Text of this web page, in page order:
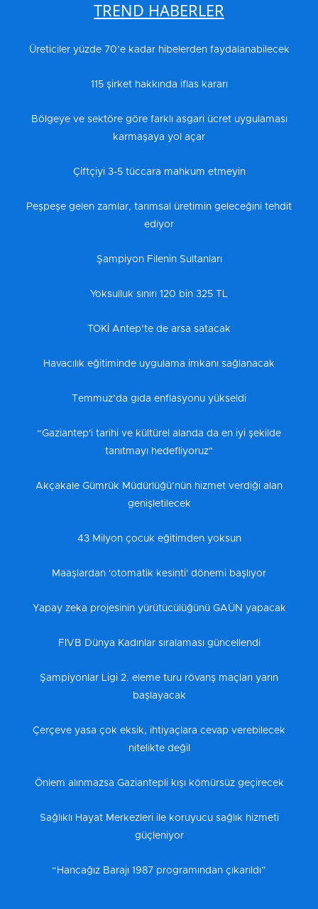
TREND HABERLER
Üreticiler yüzde 70’e kadar hibelerden faydalanabilecek
115 şirket hakkında iflas kararı
Bölgeye ve sektöre göre farklı asgari ücret uygulaması
karmaşaya yol açar
Çiftçiyi 3-5 tüccara mahkum etmeyin
Peşpeşe gelen zamlar, tarımsal üretimin geleceğini tehdit
ediyor
Şampiyon Filenin Sultanları
Yoksulluk sınırı 120 bin 325 TL
TOKİ Antep’te de arsa satacak
Havacılık eğitiminde uygulama imkanı sağlanacak
Temmuz’da gıda enflasyonu yükseldi
“Gaziantep'i tarihi ve kültürel alanda da en iyi şekilde
tanıtmayı hedefliyoruz"
Akçakale Gümrük Müdürlüğü’nün hizmet verdiği alan
genişletilecek
43 Milyon çocuk eğitimden yoksun
Maaşlardan 'otomatik kesinti' dönemi başlıyor
Yapay zeka projesinin yürütücülüğünü GAÜN yapacak
FIVB Dünya Kadınlar sıralaması güncellendi
Şampiyonlar Ligi 2. eleme turu rövanş maçları yarın
başlayacak
Çerçeve yasa çok eksik, ihtiyaçlara cevap verebilecek
nitelikte değil
Önlem alınmazsa Gaziantepli kışı kömürsüz geçirecek
Sağlıklı Hayat Merkezleri ile koruyucu sağlık hizmeti
güçleniyor
“Hancağız Barajı 1987 programından çıkarıldı”